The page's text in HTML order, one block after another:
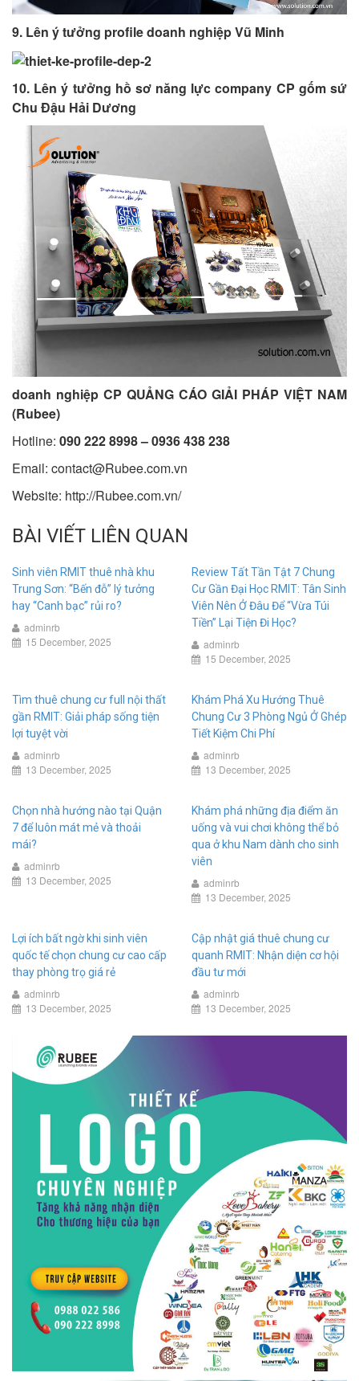
9. Lên ý tưởng profile doanh nghiệp Vũ Minh
10. Lên ý tưởng hồ sơ năng lực company CP gốm sứ
Chu Đậu Hải Dương
doanh nghiệp CP QUẢNG CÁO GIẢI PHÁP VIỆT NAM
(Rubee)
Hotline: 090 222 8998 – 0936 438 238
Email: contact@Rubee.com.vn
Website: http://Rubee.com.vn/
BÀI VIẾT LIÊN QUAN
Sinh viên RMIT thuê nhà khu
Trung Sơn: “Bến đỗ” lý tưởng
hay “Canh bạc” rủi ro?
adminrb
15 December, 2025
Review Tất Tần Tật 7 Chung
Cư Gần Đại Học RMIT: Tân Sinh
Viên Nên Ở Đâu Để “Vừa Túi
Tiền” Lại Tiện Đi Học?
adminrb
15 December, 2025
Tìm thuê chung cư full nội thất
gần RMIT: Giải pháp sống tiện
lợi tuyệt vời
adminrb
13 December, 2025
Khám Phá Xu Hướng Thuê
Chung Cư 3 Phòng Ngủ Ở Ghép
Tiết Kiệm Chi Phí
adminrb
13 December, 2025
Chọn nhà hướng nào tại Quận
7 để luôn mát mẻ và thoải
mái?
adminrb
13 December, 2025
Khám phá những địa điểm ăn
uống và vui chơi không thể bỏ
qua ở khu Nam dành cho sinh
viên
adminrb
13 December, 2025
Lợi ích bất ngờ khi sinh viên
quốc tế chọn chung cư cao cấp
thay phòng trọ giá rẻ
adminrb
13 December, 2025
Cập nhật giá thuê chung cư
quanh RMIT: Nhận diện cơ hội
đầu tư mới
adminrb
13 December, 2025